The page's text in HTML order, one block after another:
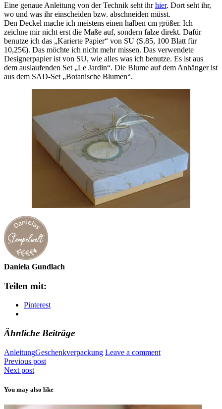
Eine genaue Anleitung von der Technik seht ihrhier. Dort seht ihr,
wo und was ihr einscheiden bzw. abschneiden müsst.
Den Deckel mache ich meistens einen halben cm größer. Ich
zeichne mir nicht erst die Maße auf, sondern falze direkt. Dafür
benutze ich das „Karierte Papier“ von SU (S.85, 100 Blatt für
10,25€). Das möchte ich nicht mehr missen. Das verwendete
Designerpapier ist von SU, wie alles was ich benutze. Es ist aus
dem auslaufenden Set „Le Jardin“. Die Blume auf dem Anhänger ist
aus dem SAD-Set „Botanische Blumen“.
Daniela Gundlach
Teilen mit:
Pinterest
Ähnliche Beiträge
AnleitungGeschenkverpackung Leave a comment
Previous post
Next post
You may also like